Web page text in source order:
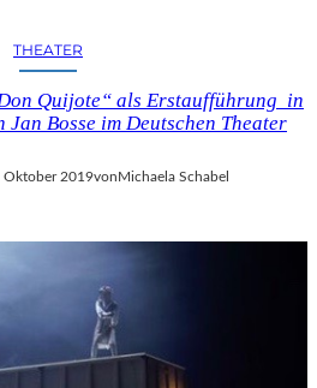
THEATER
Quijote“ als Erstaufführung in
Bosse im Deutschen Theater
Oktober 2019vonMichaela Schabel